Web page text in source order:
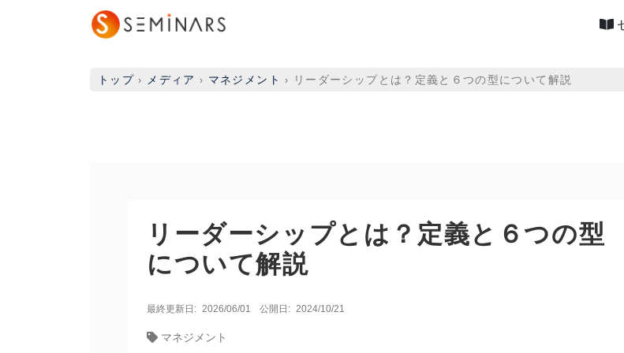
トップ › メディア › マネジメント › リーダーシップとは？定義と６つの型について解説
リーダーシップとは？定義と６つの型
について解説
最終更新日: 2026/06/01 公開日: 2024/10/21
マネジメント